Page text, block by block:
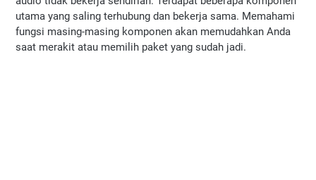
utama yang saling terhubung dan bekerja sama. Memahami
fungsi masing-masing komponen akan memudahkan Anda
saat merakit atau memilih paket yang sudah jadi.